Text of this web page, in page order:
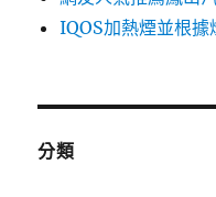
IQOS加熱煙並根
分類